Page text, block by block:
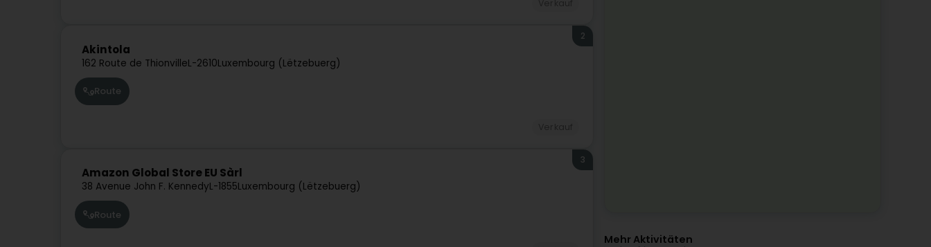
Akintola
162 Route de ThionvilleL-2610Luxembourg (Lëtzebuerg)
2
Route
Amazon Global Store EU Sàrl
38 Avenue John F. KennedyL-1855Luxembourg (Lëtzebuerg)
3
Route
Mehr Aktivitäten